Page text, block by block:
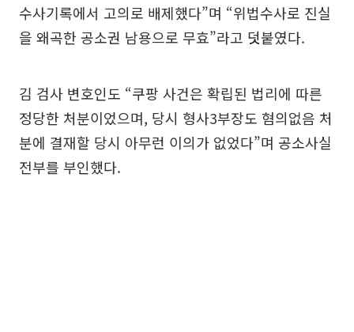
수사기록에서 고의로 배제했다”며 “위법수사로 진실
을 왜곡한 공소권 남용으로 무효”라고 덧붙였다.
김 검사 변호인도 “쿠팡 사건은 확립된 법리에 따른
정당한 처분이었으며, 당시 형사3부장도 혐의없음 처
분에 결재할 당시 아무런 이의가 없었다”며 공소사실
전부를 부인했다.